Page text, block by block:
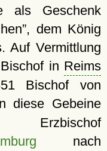
Geschenk
, dem König
Auf Vermittlung
in Reims
Bischof von
diese Gebeine
nach